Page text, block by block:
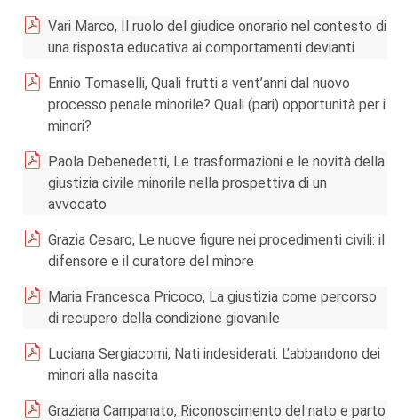
Vari Marco, Il ruolo del giudice onorario nel contesto di
una risposta educativa ai comportamenti devianti
Ennio Tomaselli, Quali frutti a vent’anni dal nuovo
processo penale minorile? Quali (pari) opportunità per i
minori?
Paola Debenedetti, Le trasformazioni e le novità della
giustizia civile minorile nella prospettiva di un
avvocato
Grazia Cesaro, Le nuove figure nei procedimenti civili: il
difensore e il curatore del minore
Maria Francesca Pricoco, La giustizia come percorso
di recupero della condizione giovanile
Luciana Sergiacomi, Nati indesiderati. L’abbandono dei
minori alla nascita
Graziana Campanato, Riconoscimento del nato e parto